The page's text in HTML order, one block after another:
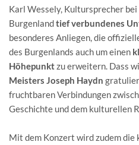
Karl Wessely, Kultursprecher bei
Burgenlandtief verbundenes
besonderes Anliegen, die
des Burgenlands auch um einen
Höhepunktzu erweitern. Dass
Meisters Joseph Haydn
fruchtbaren Verbindungen
Geschichte und dem kulturellen
Mit dem Konzert wird zudem